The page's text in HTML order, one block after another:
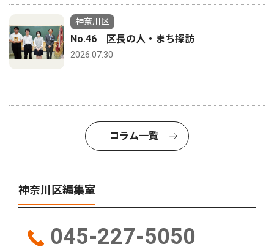
神奈川区
No.46 区長の人・まち探訪
2026.07.30
コラム一覧
神奈川区編集室
045-227-5050